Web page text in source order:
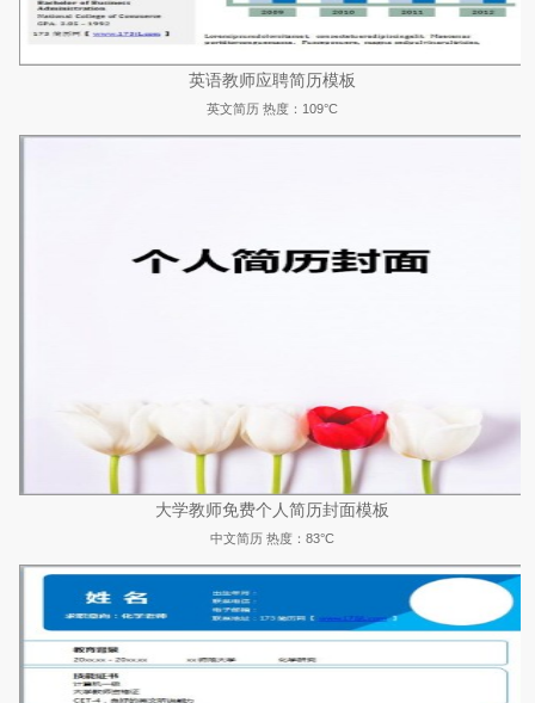
英语教师应聘简历模板
英文简历 热度：109°C
大学教师免费个人简历封面模板
中文简历 热度：83°C